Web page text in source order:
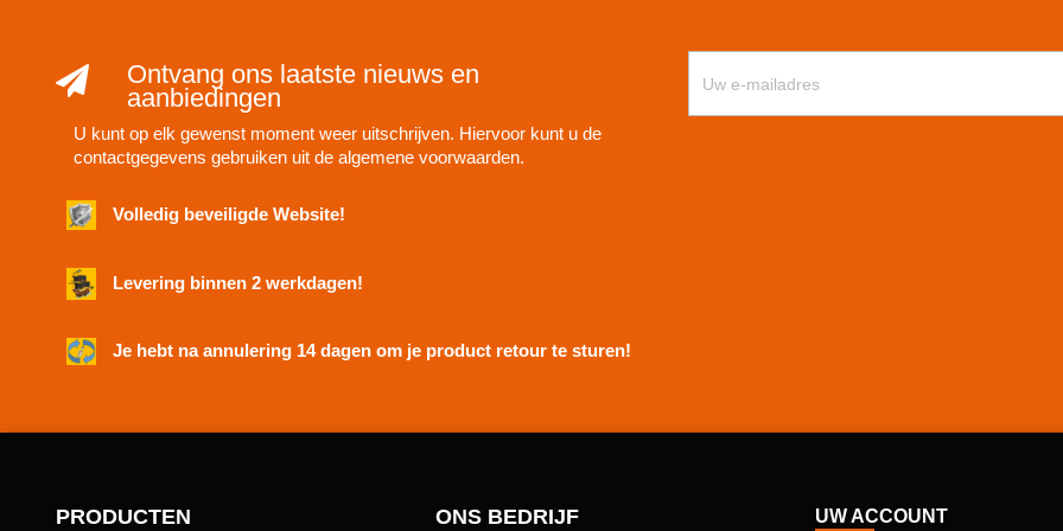
Ontvang ons laatste nieuws en
aanbiedingen
U kunt op elk gewenst moment weer uitschrijven. Hiervoor kunt u de
contactgegevens gebruiken uit de algemene voorwaarden.
Volledig beveiligde Website!
Levering binnen 2 werkdagen!
Je hebt na annulering 14 dagen om je product retour te sturen!
PRODUCTEN ONS BEDRIJF UW ACCOUNT